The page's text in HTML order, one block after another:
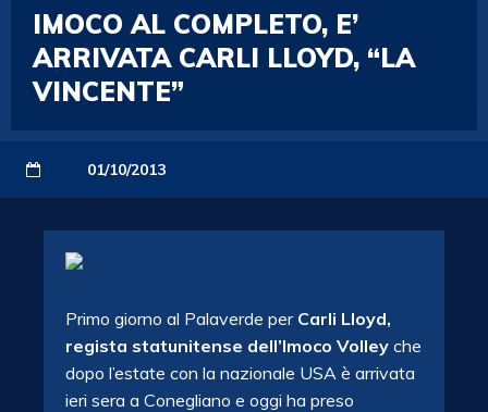
IMOCO AL COMPLETO, E’
ARRIVATA CARLI LLOYD, “LA
VINCENTE”
01/10/2013
Primo giorno al Palaverde per Carli Lloyd,
regista statunitense dell’Imoco Volley che
dopo l’estate con la nazionale USA è arrivata
ieri sera a Conegliano e oggi ha preso